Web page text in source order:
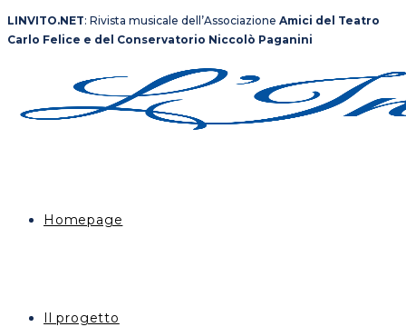
Salta
al
LINVITO.NET: Rivista musicale dell’Associazione Amici del Teatro
Carlo Felice e del Conservatorio Niccolò Paganini
Homepage
Il progetto